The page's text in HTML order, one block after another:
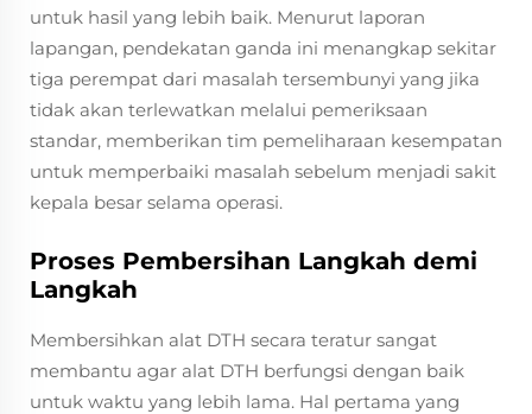
untuk hasil yang lebih baik. Menurut laporan
lapangan, pendekatan ganda ini menangkap sekitar
tiga perempat dari masalah tersembunyi yang jika
tidak akan terlewatkan melalui pemeriksaan
standar, memberikan tim pemeliharaan kesempatan
untuk memperbaiki masalah sebelum menjadi sakit
kepala besar selama operasi.
Proses Pembersihan Langkah demi
Langkah
Membersihkan alat DTH secara teratur sangat
membantu agar alat DTH berfungsi dengan baik
untuk waktu yang lebih lama. Hal pertama yang